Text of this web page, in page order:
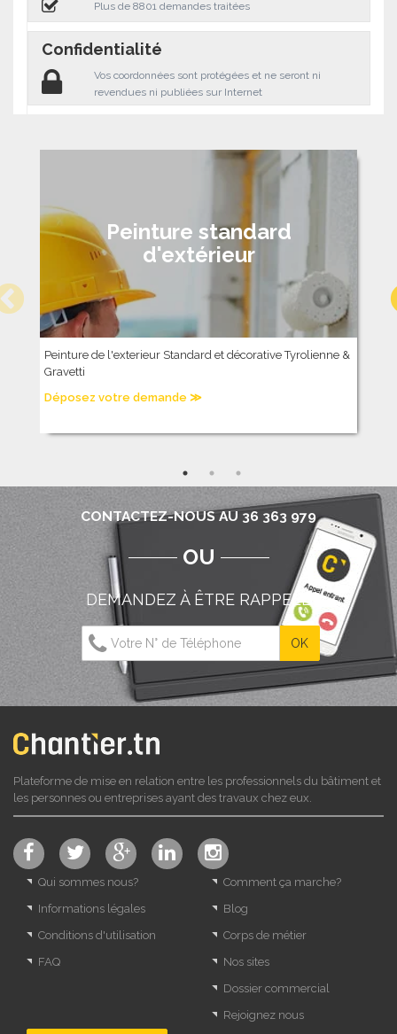
Plus de 8801 demandes traitées
Confidentialité
Vos coordonnées sont protégées et ne seront ni
revendues ni publiées sur Internet
Peinture standard
d'extérieur
Peinture de l'exterieur Standard et décorative Tyrolienne &
Gravetti
Déposez votre demande ≫
CONTACTEZ-NOUS AU 36 363 979
OU
DEMANDEZ À ÊTRE RAPPELÉ
Plateforme de mise en relation entre les professionnels du bâtiment et
les personnes ou entreprises ayant des travaux chez eux.
Qui sommes nous?
Informations légales
Conditions d'utilisation
FAQ
Comment ça marche?
Blog
Corps de métier
Nos sites
Dossier commercial
Rejoignez nous